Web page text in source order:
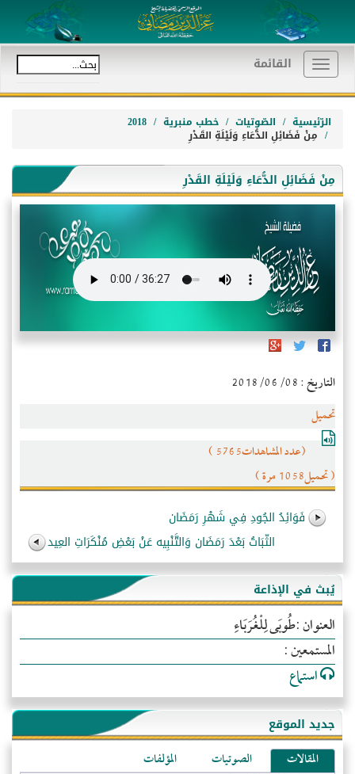
Toggle
navigation
القائمة
الرّئيسية الصّوتيات خطب منبرية 2018
مِنْ فَضَائِلِ الدُّعَاءِ وَلَيْلَةِ القَدْرِ
مِنْ فَضَائِلِ الدُّعَاءِ وَلَيْلَةِ القَدْرِ
التاريخ : 2018/06/08
تحميل
(عدد المشاهدات5765 )
( تحميل1058 مرة )
فَوَائِدُ الجُودِ فِي شَهْرِ رَمَضَان
الثّبَاتُ بَعْدَ رَمَضَان وَالتَّنْبِيه عَنْ بَعْضِ مُنْكَرَاتِ العِيد
يُبث في الإذاعة
العنوان :طُوبَى لِلْغُرَبَاءِ
المستمعين :
استماع
جديد الموقع
المقالات الصوتيات
المؤلفات